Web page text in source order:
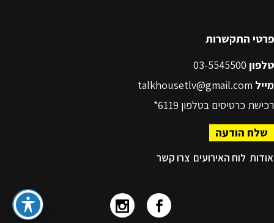
פרטי התקשרות
טלפון
מייל talkhousetlv@gmail.com
רכישת כרטיסים בטלפון 6119*
שלח הודעה
אודות לוח האירועים צרו קשר